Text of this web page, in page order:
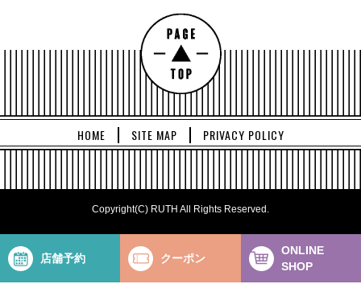
HOME SITE MAP PRIVACY POLICY
Copyright(C) RUTH All Rights Reserved.
店舗予約 クーポン
ONLINE
SHOP